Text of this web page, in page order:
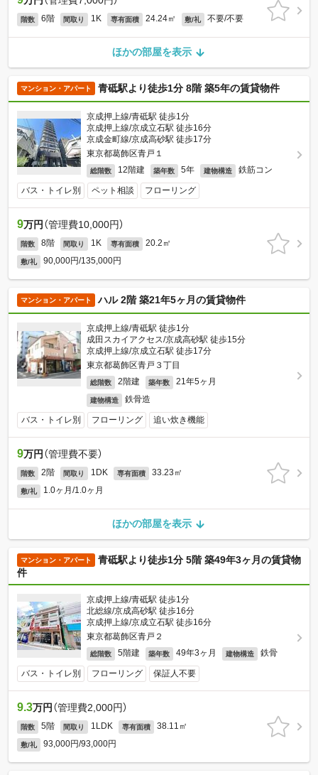
階数 6階 間取り 1K 専有面積 24.24㎡ 敷/礼 不要/不要
ほかの部屋を表示
マンション・アパート 青砥駅より徒歩1分 8階 築5年の賃貸物件
京成押上線/青砥駅 徒歩1分
京成押上線/京成立石駅 徒歩16分
京成金町線/京成高砂駅 徒歩17分
東京都葛飾区青戸１
総階数 12階建 築年数 5年 建物構造 鉄筋コン
バス・トイレ別 ペット相談 フローリング
9万円 （管理費10,000円）
階数 8階 間取り 1K 専有面積 20.2㎡
敷/礼 90,000円/135,000円
マンション・アパート ハル 2階 築21年5ヶ月の賃貸物件
京成押上線/青砥駅 徒歩1分
成田スカイアクセス/京成高砂駅 徒歩15分
京成押上線/京成立石駅 徒歩17分
東京都葛飾区青戸３丁目
総階数 2階建 築年数 21年5ヶ月
建物構造 鉄骨造
バス・トイレ別 フローリング 追い炊き機能
9万円 （管理費不要）
階数 2階 間取り 1DK 専有面積 33.23㎡
敷/礼 1.0ヶ月/1.0ヶ月
ほかの部屋を表示
マンション・アパート
青砥駅より徒歩1分 5階 築49年3ヶ月の賃貸物
件
京成押上線/青砥駅 徒歩1分
北総線/京成高砂駅 徒歩16分
京成押上線/京成立石駅 徒歩16分
東京都葛飾区青戸２
総階数 5階建 築年数 49年3ヶ月 建物構造 鉄骨
バス・トイレ別 フローリング 保証人不要
9.3万円 （管理費2,000円）
階数 5階 間取り 1LDK 専有面積 38.11㎡
敷/礼 93,000円/93,000円